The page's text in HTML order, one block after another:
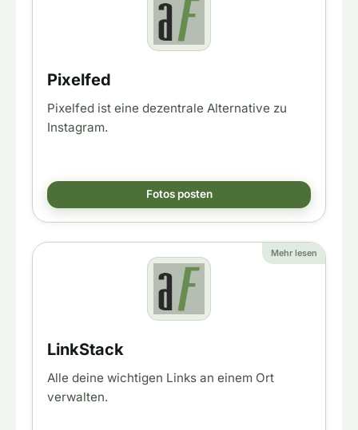
Pixelfed
Pixelfed ist eine dezentrale Alternative zu
Instagram.
Fotos posten
Mehr lesen
LinkStack
Alle deine wichtigen Links an einem Ort
verwalten.